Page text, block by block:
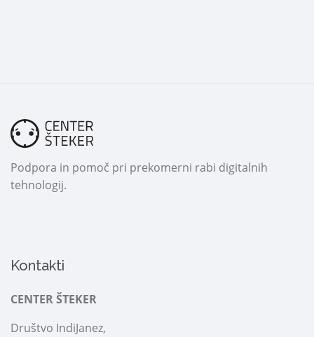
Podpora in pomoč pri prekomerni rabi digitalnih
tehnologij.
Kontakti
CENTER ŠTEKER
Društvo IndiJanez,